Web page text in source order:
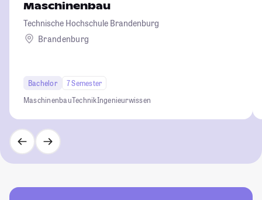
Maschinenbau
Technische Hochschule Brandenburg
Brandenburg
Bachelor
7 Semester
MaschinenbauTechnikIngenieurwissen